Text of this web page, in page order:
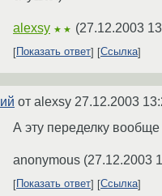
alexsy ★★ (27.12.2003
Показать ответ Ссылка
от alexsy 27.12.2003
А эту переделку
anonymous (27.12.2003
Показать ответ Ссылка